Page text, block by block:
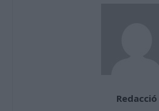
Redacció